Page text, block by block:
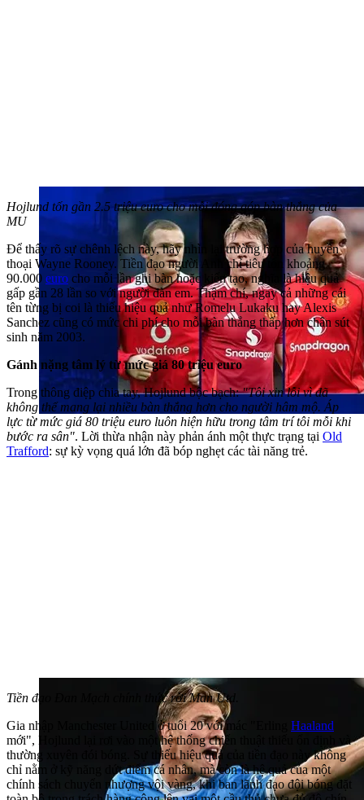
Hojlund tốn gần 2.5 triệu euro cho mỗi đóng góp bàn thắng của
MU
Để thấy rõ sự chênh lệch này, hãy nhìn lại trường hợp của huyền
thoại Wayne Rooney. Tiền đạo người Anh chỉ tiêu tốn khoảng
90.000 euro cho mỗi lần ghi bàn hoặc kiến tạo, nghĩa là hiệu quả
gấp gần 28 lần so với người đàn em. Thậm chí, ngay cả những cái
tên từng bị coi là thiếu hiệu quả như Romelu Lukaku hay Alexis
Sanchez cũng có mức chi phí cho mỗi bàn thắng thấp hơn chân sút
sinh năm 2003.
Gánh nặng tâm lý từ mức giá 80 triệu euro
Trong thông điệp chia tay, Hojlund bộc bạch:"Tôi xin lỗi vì đã
không thể mang lại nhiều bàn thắng hơn cho người hâm mộ. Áp
lực từ mức giá 80 triệu euro luôn hiện hữu trong tâm trí tôi mỗi khi
bước ra sân". Lời thừa nhận này phản ánh một thực trạng tại Old
Trafford: sự kỳ vọng quá lớn đã bóp nghẹt các tài năng trẻ.
Tiền đạo Đan Mạch chính thức rời Man Utd.
Gia nhập Manchester United ở tuổi 20 với mác "Erling Haaland
mới", Hojlund lại rơi vào một hệ thống chiến thuật thiếu ổn định và
thường xuyên đói bóng. Sự thiếu hiệu quả của tiền đạo này không
chỉ nằm ở kỹ năng dứt điểm cá nhân, mà còn là hệ quả của một
chính sách chuyển nhượng vội vàng, khi ban lãnh đạo đội bóng đặt